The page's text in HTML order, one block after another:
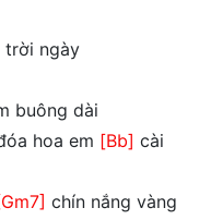
trời ngày
buông dài
hoa em [Bb] cài
chín nắng vàng